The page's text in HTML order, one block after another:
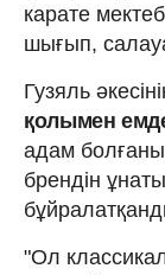
карате
шығып,
Гузяль
қолымен
адам
брендін
"Ол